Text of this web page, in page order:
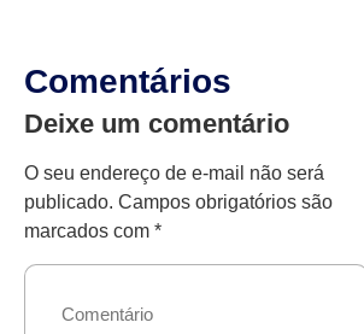
Comentários
Deixe um comentário
O seu endereço de e-mail não será
publicado. Campos obrigatórios são
marcados com *